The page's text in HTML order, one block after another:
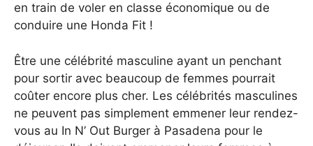
en train de voler en classe économique ou de
conduire une Honda Fit !
Être une célébrité masculine ayant un penchant
pour sortir avec beaucoup de femmes pourrait
coûter encore plus cher. Les célébrités masculines
ne peuvent pas simplement emmener leur rendez-
vous au In N’ Out Burger à Pasadena pour le